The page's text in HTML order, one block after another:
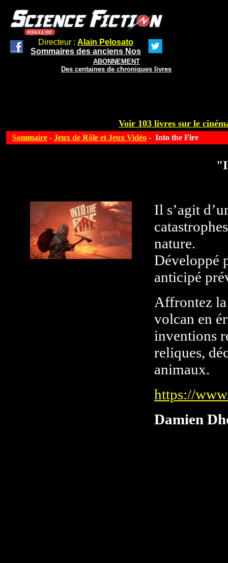
Directeur : Alain Pelosato
Sommaires des anciens Nos
ABONNEMENT
Des centaines de chroniques livres
Voir 103 livres sur le
Sommaire - Jeux de Rôle et Jeux Vidéo - Into the Fire
Il s’agit
nature.
Développé
anticipé
Affrontez la
volcan en
inventions
reliques,
animaux.
https://
Damien